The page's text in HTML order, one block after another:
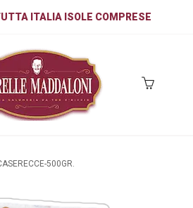
ITALIA ISOLE COMPRESE
500GR.